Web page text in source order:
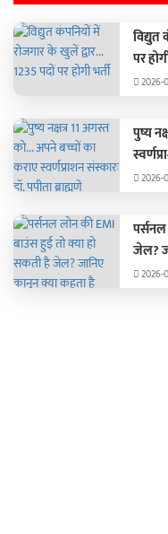
पर
2026-
पुष्य
2026-
जेल?
2026-